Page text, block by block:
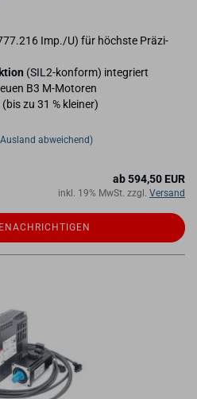
Imp./U) für höchs­te Prä­zi­
(SIL2-​konform) in­te­griert
B3 M-​Motoren
(bis zu 31 % klei­ner)
abweichend)
ab 594,50 EUR
inkl. 19% MwSt. zzgl. Versand